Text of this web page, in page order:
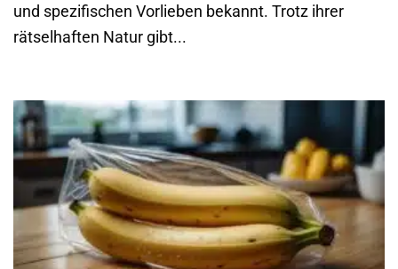
und spezifischen Vorlieben bekannt. Trotz ihrer
rätselhaften Natur gibt...